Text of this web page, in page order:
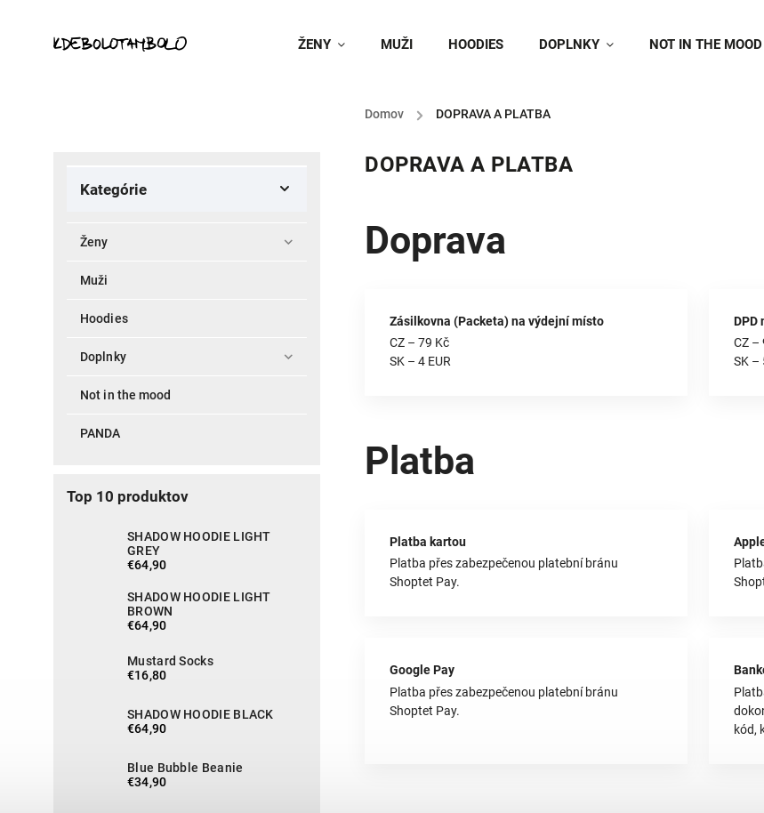
ŽENY MUŽI HOODIES DOPLNKY NOT IN THE MOOD
Domov / DOPRAVA A PLATBA
Kategórie
Ženy
Muži
Hoodies
Doplnky
Not in the mood
PANDA
Top 10 produktov
SHADOW HOODIE LIGHT
GREY
€64,90
SHADOW HOODIE LIGHT
BROWN
€64,90
Mustard Socks
€16,80
SHADOW HOODIE BLACK
€64,90
Blue Bubble Beanie
€34,90
DOPRAVA A PLATBA
Doprava
Zásilkovna (Packeta) na výdejní místo
CZ – 79 Kč
SK – 4 EUR
DPD
CZ –
SK –
Platba
Platba kartou
Platba přes zabezpečenou platební bránu
Shoptet Pay.
Google Pay
Platba přes zabezpečenou platební bránu
Shoptet Pay.
kód,